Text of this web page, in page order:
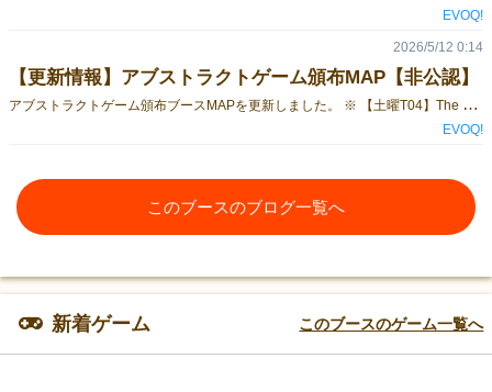
EVOQ!
【更新情報】アブストラクトゲーム頒布MAP【非公認】
ア
ブストラクトゲーム頒布ブースMAPを更新しました。 ※ 【土曜T04】The Fool’s Games様（DEX）（テトリゴ）を追加 ブースMAP 今回のゲームマーケット でアブストラクトゲーム（運要素の無い、または少ないゲーム）を頒布されている（と思われる）ブース場所の備忘録MAP（独自作成・非公認）です。ご参考にしてください。
2026/5/12 0:14
EVOQ!
このブースのブログ一覧へ
新着ゲーム このブースのゲーム一覧へ